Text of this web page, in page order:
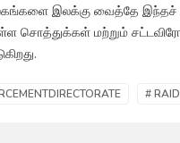
இலக்கு வைத்தே இந்தச்
சொத்துக்கள் மற்றும்
# RAID